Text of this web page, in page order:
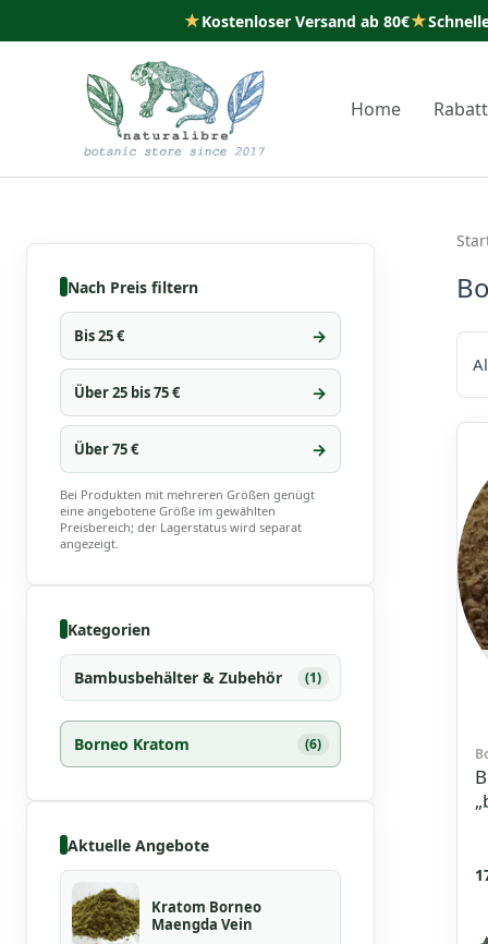
★Kostenloser Versand ab 80€★
Home
Nach Preis filtern
Bis 25 €
Über 25 bis 75 €
Über 75 €
Bei Produkten mit mehreren Größen genügt
eine angebotene Größe im gewählten
Preisbereich; der Lagerstatus wird separat
angezeigt.
Kategorien
Bambusbehälter & Zubehör (1)
Borneo Kratom (6)
Aktuelle Angebote
Kratom Borneo
Maengda Vein